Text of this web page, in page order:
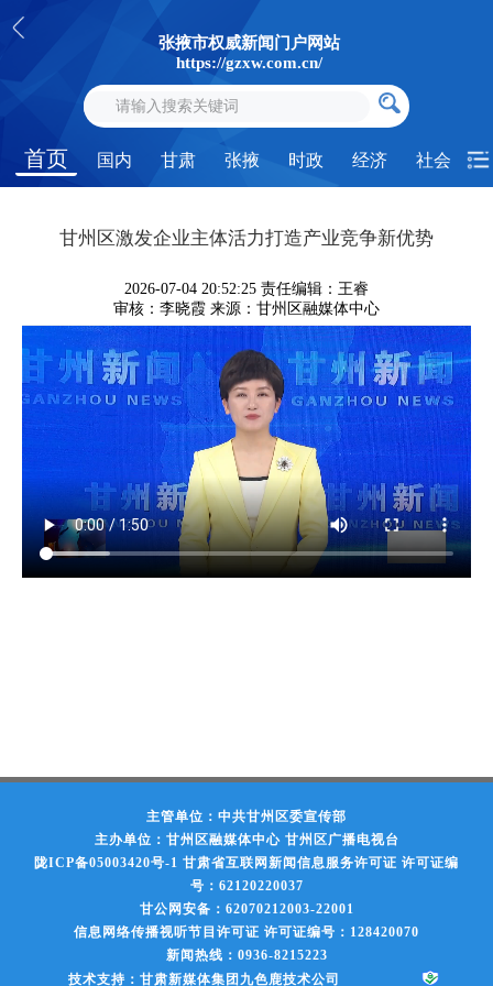
张掖市权威新闻门户网站
https://gzxw.com.cn/
首页 国内 甘肃 张掖 时政 经济 社会
甘州区激发企业主体活力打造产业竞争新优势
2026-07-04 20:52:25 责任编辑：王睿
审核：李晓霞 来源：甘州区融媒体中心
主管单位：中共甘州区委宣传部
主办单位：甘州区融媒体中心 甘州区广播电视台
陇ICP备05003420号-1 甘肃省互联网新闻信息服务许可证 许可证编
号：62120220037
甘公网安备：62070212003-22001
信息网络传播视听节目许可证 许可证编号：128420070
新闻热线：0936-8215223
技术支持：甘肃新媒体集团九色鹿技术公司